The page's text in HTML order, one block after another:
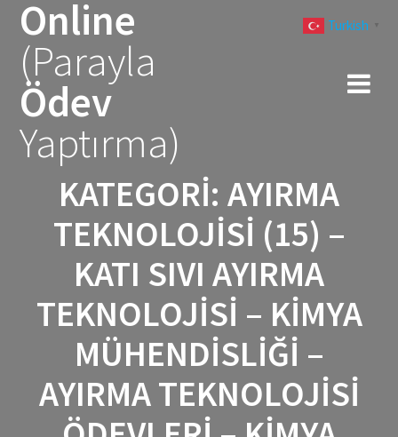
Online
(Parayla
Ödev
Yaptırma)
KATEGORI: AYIRMA
TEKNOLOJISI (15) –
KATI SIVI AYIRMA
TEKNOLOJISI – KIMYA
MÜHENDISLIĞI –
AYIRMA TEKNOLOJISI
Turkish ▼